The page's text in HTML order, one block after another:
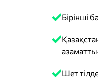
Бірінші
Шет